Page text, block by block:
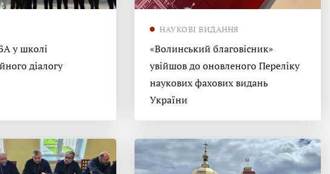
у школі
діалогу
НАУКОВІ ВИДАННЯ
«Волинський благовісник»
увійшов до оновленого Переліку
наукових фахових видань
України